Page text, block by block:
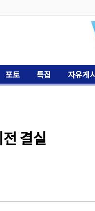
포토 특집 자유게
결실